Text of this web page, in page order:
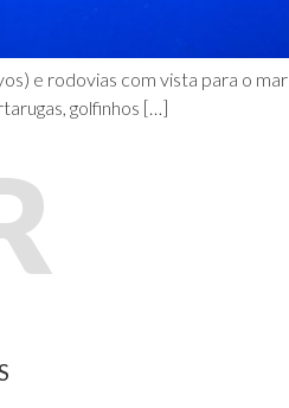
e rodovias com vista para o mar
golfinhos […]